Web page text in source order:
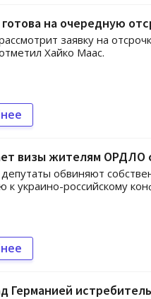
на очередную
заявку на
Хайко Маас.
визы жителям ОРДЛО
обвиняют
к украино-российскому
Германией